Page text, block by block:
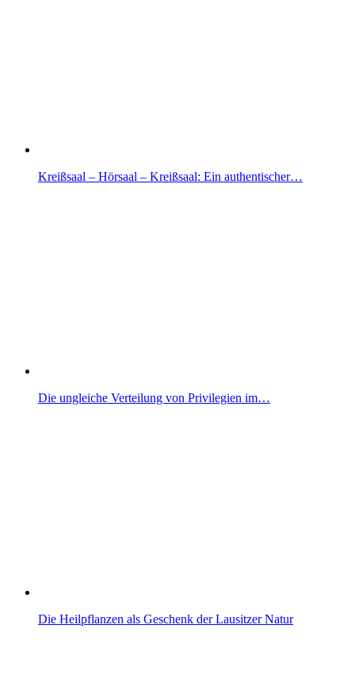
Kreißsaal – Hörsaal – Kreißsaal: Ein authentischer…
Die ungleiche Verteilung von Privilegien im…
Die Heilpflanzen als Geschenk der Lausitzer Natur